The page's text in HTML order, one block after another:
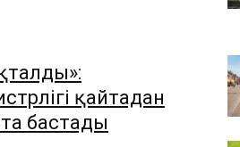
қайтадан
бастады